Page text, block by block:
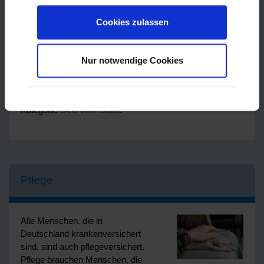
Cookies zulassen
Nur notwendige Cookies
Sozial- und Wohnungsamt der Stadt Fulda
beantragen, wenn Sie direkt in Fulda wohnen. Wenn Sie in
Landkreis wohnen, hilft Ihnen das
Sozialamt des Landkreises Fulda weiter. Außerdem kann
KategorieGeld vom Staat.
Pflege
Alle Menschen, die in
Deutschland krankenversichert
sind, sind auch pflegeversichert.
Pflege brauchen Menschen, die